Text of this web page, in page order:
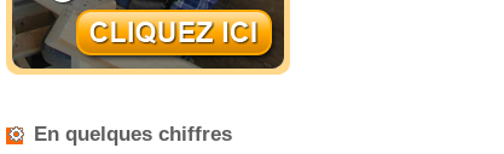
En quelques chiffres